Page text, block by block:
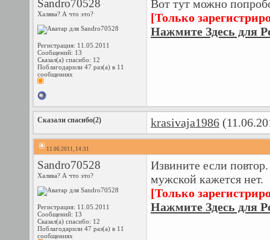
Sandro70528
Халява? А что это?
Регистрация: 11.05.2011
Сообщений: 13
Сказал(а) спасибо: 12
Поблагодарили 47 раз(а) в 11
сообщениях
Вот тут можно
[Только
Нажмите Здесь для
Сказали спасибо(2) krasivaja1986
11.06.2011, 14:31
Sandro70528
Халява? А что это?
Регистрация: 11.05.2011
Сообщений: 13
Сказал(а) спасибо: 12
Поблагодарили 47 раз(а) в 11
сообщениях
Извините если
мужской кажется нет.
[Только
Нажмите Здесь для